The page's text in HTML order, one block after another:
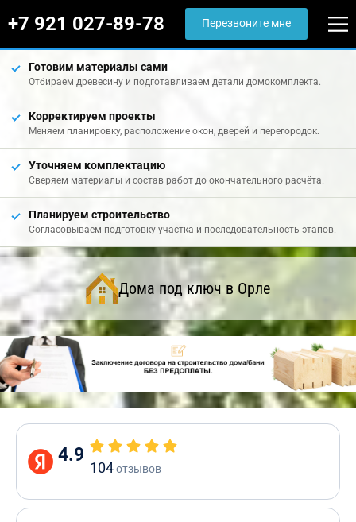
+7 921 027-89-78 Перезвоните мне
Готовим материалы сами
Отбираем древесину и подготавливаем детали домокомплекта.
Корректируем проекты
Меняем планировку, расположение окон, дверей и перегородок.
Уточняем комплектацию
Сверяем материалы и состав работ до окончательного расчёта.
Планируем строительство
Согласовываем подготовку участка и последовательность этапов.
Дома под ключ в Орле
4.9
104отзывов